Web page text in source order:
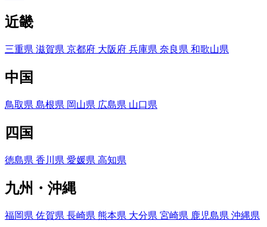
近畿
三重県 滋賀県 京都府 大阪府 兵庫県 奈良県 和歌山県
中国
鳥取県 島根県 岡山県 広島県 山口県
四国
徳島県 香川県 愛媛県 高知県
九州・沖縄
福岡県 佐賀県 長崎県 熊本県 大分県 宮崎県 鹿児島県 沖縄県